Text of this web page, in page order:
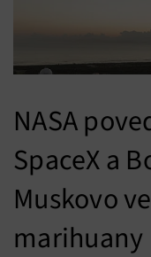
NASA
SpaceX a
Muskovo
marihuany